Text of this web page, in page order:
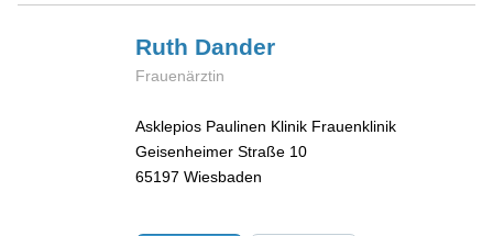
Ruth Dander
Frauenärztin
Asklepios Paulinen Klinik Frauenklinik
Geisenheimer Straße 10
65197 Wiesbaden